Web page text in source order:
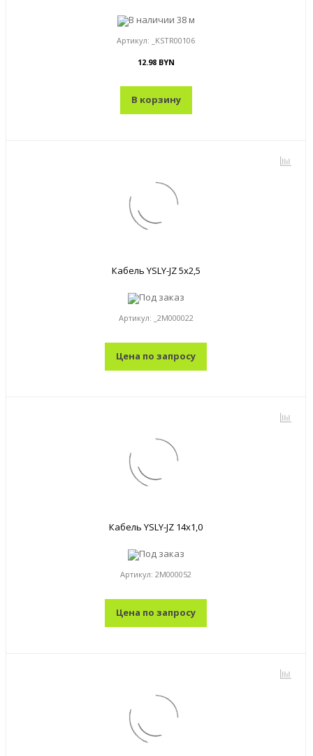
В наличии 38 м
Артикул: _KSTR00106
12.98 BYN
В корзину
Кабель YSLY-JZ 5x2,5
Под заказ
Артикул: _2M000022
Цена по запросу
Кабель YSLY-JZ 14x1,0
Под заказ
Артикул: 2M000052
Цена по запросу